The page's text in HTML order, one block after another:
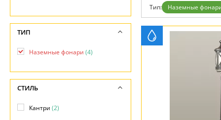
Установка
Дизайнерам
Контакты
Техно
Хай тек
Тип: Наземные
ТИП
Наземные фонари (4)
СТИЛЬ
Кантри (2)